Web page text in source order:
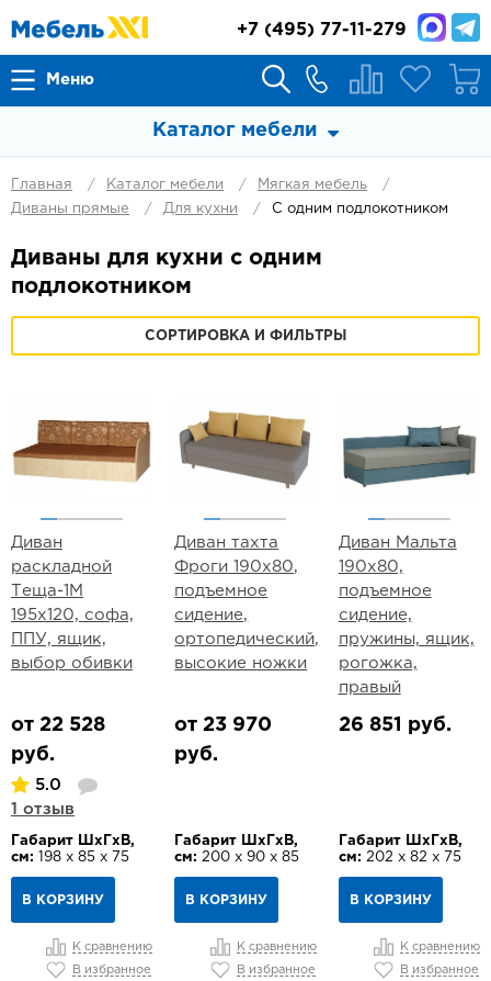
Меню
+7 (495) 77-11-279
Каталог мебели
Главная Каталог мебели
Мягкая мебель
Диваны прямые
Для кухни С одним подлокотником
Диваны для кухни с одним
подлокотником
СОРТИРОВКА И ФИЛЬТРЫ
Диван
раскладной
Теща-1М
195х120, софа,
ППУ, ящик,
выбор обивки
от 22 528
руб.
5.0
1 отзыв
Габарит ШхГхВ,
см: 198 х 85 х 75
В КОРЗИНУ
К сравнению
В избранное
Диван тахта
Фроги 190х80,
подъемное
сидение,
ортопедический,
высокие ножки
от 23 970
руб.
Габарит ШхГхВ,
см: 200 х 90 х 85
В КОРЗИНУ
К сравнению
В избранное
Диван Мальта
190х80,
подъемное
сидение,
пружины, ящик,
рогожка,
правый
26 851 руб.
Габарит ШхГхВ,
см: 202 х 82 х 75
В КОРЗИНУ
К сравнению
В избранное